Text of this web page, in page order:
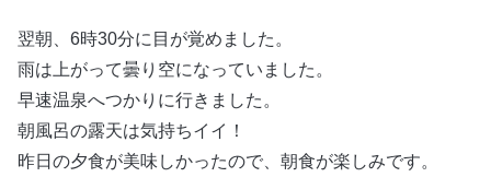
翌朝、6時30分に目が覚めました。
雨は上がって曇り空になっていました。
早速温泉へつかりに行きました。
朝風呂の露天は気持ちイイ！
昨日の夕食が美味しかったので、朝食が楽しみです。